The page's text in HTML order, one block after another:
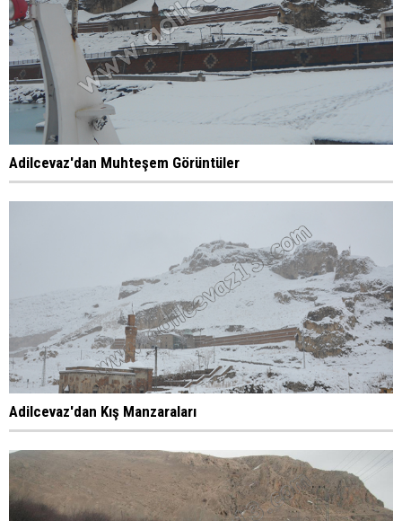
Adilcevaz'dan Muhteşem Görüntüler
Adilcevaz'dan Kış Manzaraları